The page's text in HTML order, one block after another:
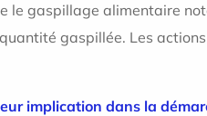
le gaspillage alimentaire
gaspillée. Les
implication dans la